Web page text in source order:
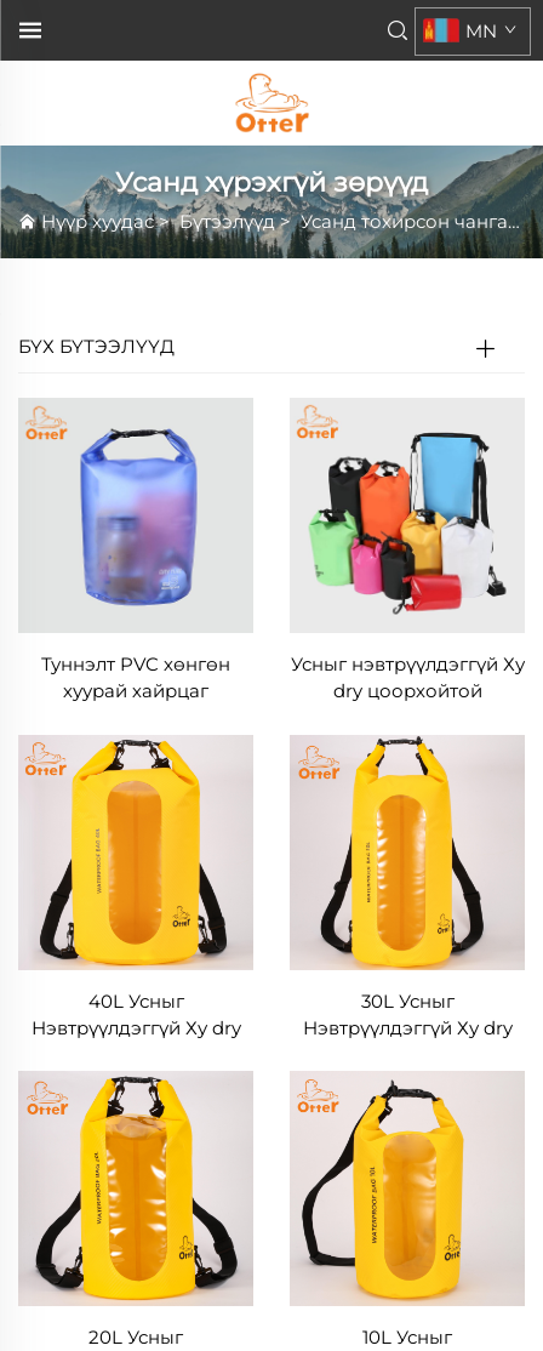
MN
Усанд хүрэхгүй зөрүүд
Нүүр хуудас>Бүтээлүүд>Усанд тохирсон чангалуудын цуглуулга
БҮХ БҮТЭЭЛҮҮД
Туннэлт PVC хөнгөн
хуурай хайрцаг
Усныг нэвтрүүлдэггүй Ху
dry цоорхойтой
5L/10L/20L/30L/40L/60L
40L Усныг
Нэвтрүүлдэггүй Ху dry
Сав
30L Усныг
Нэвтрүүлдэггүй Ху dry
Сав
20L Усныг
10L Усныг